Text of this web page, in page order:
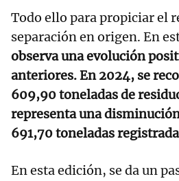
Todo ello para propiciar el
separación en origen. En
observa una evolución
anteriores. En 2024, se
609,90 toneladas de
representa una
691,70 toneladas
En esta edición, se da un